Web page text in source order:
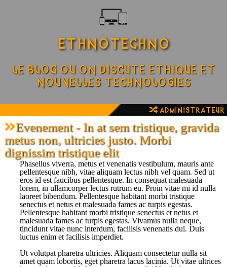
ETHNOTECHNO
Le blog ou on discute ethique et
nouvelles technologies
Administrateur
Evenement - In at sem tristique, gravida
metus non, ultricies justo. Morbi
dignissim tristique elit
Phasellus viverra, metus et venenatis vestibulum, mauris ante
pellentesque nibh, vitae aliquam lectus nibh vel quam. Sed ut
eros id est faucibus pellentesque. In consequat malesuada
lorem, in ullamcorper lectus rutrum eu. Proin vitae mi id nulla
laoreet bibendum. Pellentesque habitant morbi tristique
senectus et netus et malesuada fames ac turpis egestas.
Pellentesque habitant morbi tristique senectus et netus et
malesuada fames ac turpis egestas. Vivamus nulla neque,
tincidunt vitae nunc interdum, facilisis venenatis dui. Duis
luctus enim et facilisis imperdiet.
Ut volutpat pharetra ultricies. Aliquam consectetur nulla sit
amet quam lobortis, eget pharetra lacus lacinia. Ut vitae ultrices